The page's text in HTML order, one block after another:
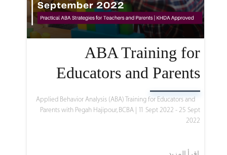
ABA Training for
Educators and Parents
Applied Behavior Analysis (ABA) Training for Educators and
Parents with Pegah Hajipour, BCBA |
11 Sept 2022 - 25 Sept
2022